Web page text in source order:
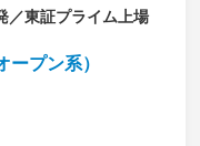
／東証プライム上場
プン系）